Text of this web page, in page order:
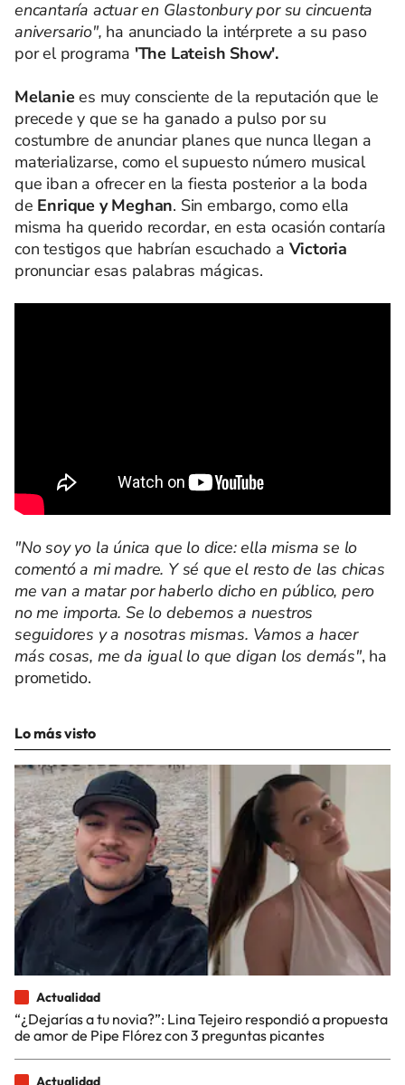
encantaría actuar en Glastonbury por su cincuenta
aniversario", ha anunciado la intérprete a su paso
por el programa 'The Lateish Show'.
Melaniees muy consciente de la reputación que le
precede y que se ha ganado a pulso por su
costumbre de anunciar planes que nunca llegan a
materializarse, como el supuesto número musical
que iban a ofrecer en la fiesta posterior a la boda
de Enrique y Meghan. Sin embargo, como ella
misma ha querido recordar, en esta ocasión contaría
con testigos que habrían escuchado a Victoria
pronunciar esas palabras mágicas.
"No soy yo la única que lo dice: ella misma se lo
comentó a mi madre. Y sé que el resto de las chicas
me van a matar por haberlo dicho en público, pero
no me importa. Se lo debemos a nuestros
seguidores y a nosotras mismas. Vamos a hacer
más cosas, me da igual lo que digan los demás", ha
prometido.
Lo más visto
Actualidad
“¿Dejarías a tu novia?”: Lina Tejeiro respondió a propuesta
de amor de Pipe Flórez con 3 preguntas picantes
Actualidad